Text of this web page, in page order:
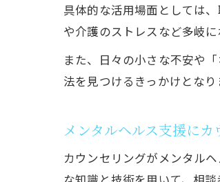
具体的な活用場面としては
や介護のストレスなど多岐
また、日々の小さな不安や
法を見つけるきっかけとな
メンタルヘルス支援に
カウンセリングがメンタル